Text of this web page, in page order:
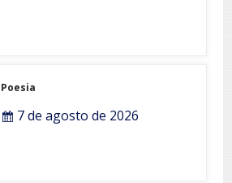
Poesia
7 de agosto de 2026